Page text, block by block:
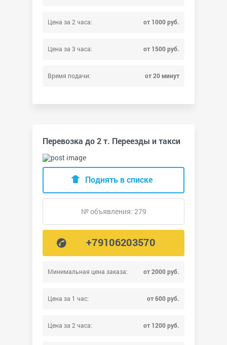
Цена за 2 часа: от 1000 руб.
Цена за 3 часа: от 1500 руб.
Время подачи: от 20 минут
Перевозка до 2 т. Переезды и такси
Минимальная цена заказа: от 2000 руб.
Цена за 1 час: от 600 руб.
Цена за 2 часа: от 1200 руб.
Поднять в списке
№ объявления: 279
+79106203570